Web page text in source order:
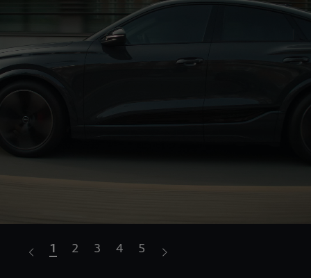
1 2 3 4 5